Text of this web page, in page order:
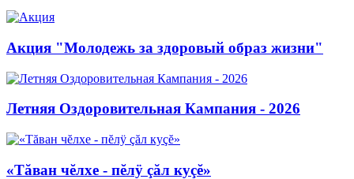
Акция "Молодежь за здоровый образ жизни"
Летняя Оздоровительная Кампания - 2026
«Тăван чĕлхе - пĕлÿ çăл куçĕ»